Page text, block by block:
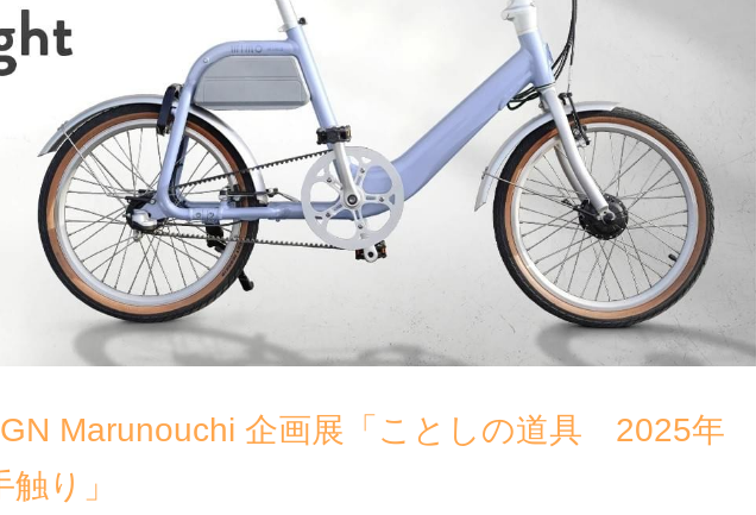
Marunouchi 企画展「ことしの道具　2025年
り」